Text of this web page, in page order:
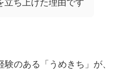
のある「うめきち」が、